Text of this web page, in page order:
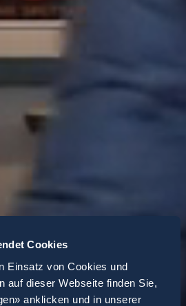
Cookies
Einsatz von Cookies und
auf dieser Webseite finden Sie,
anklicken und in unserer